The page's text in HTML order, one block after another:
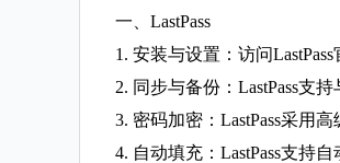
一、LastPass
1. 安装与设置：访问
2. 同步与备份：LastPass支
3. 密码加密：LastPass采用
4. 自动填充：LastPass支持